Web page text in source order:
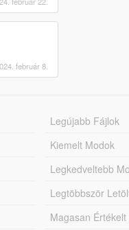
február 8.
Legújabb Fájlok
Kiemelt Modok
Legkedveltebb
Legtöbbször
Magasan Értékelt